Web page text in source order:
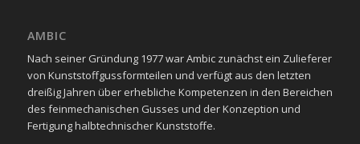
AMBIC
Nach seiner Gründung 1977 war Ambic zunächst ein Zulieferer
von Kunststoffgussformteilen und verfügt aus den letzten
dreißig Jahren über erhebliche Kompetenzen in den Bereichen
des feinmechanischen Gusses und der Konzeption und
Fertigung halbtechnischer Kunststoffe.